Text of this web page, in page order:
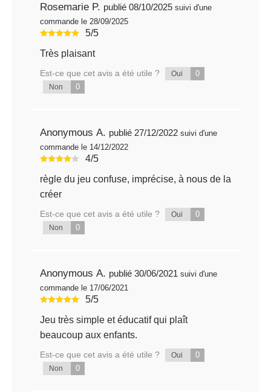
Rosemarie P. publié 08/10/2025 suivi d'une
commande le 28/09/2025
5/5
Très plaisant
Est-ce que cet avis a été utile ? Oui 0
Non 0
Anonymous A. publié 27/12/2022 suivi d'une
commande le 14/12/2022
4/5
règle du jeu confuse, imprécise, à nous de la
créer
Est-ce que cet avis a été utile ? Oui 0
Non 0
Anonymous A. publié 30/06/2021 suivi d'une
commande le 17/06/2021
5/5
Jeu très simple et éducatif qui plaît
beaucoup aux enfants.
Est-ce que cet avis a été utile ? Oui 0
Non 0